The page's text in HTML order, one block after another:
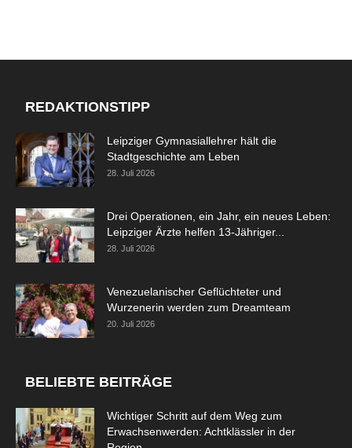
REDAKTIONSTIPP
Leipziger Gymnasiallehrer hält die
Stadtgeschichte am Leben
28. Juli 2026
Drei Operationen, ein Jahr, ein neues Leben:
Leipziger Ärzte helfen 13-Jähriger...
28. Juli 2026
Venezuelanischer Geflüchteter und
Wurzenerin werden zum Dreamteam
20. Juli 2026
BELIEBTE BEITRÄGE
Wichtiger Schritt auf dem Weg zum
Erwachsenwerden: Achtklässler in der